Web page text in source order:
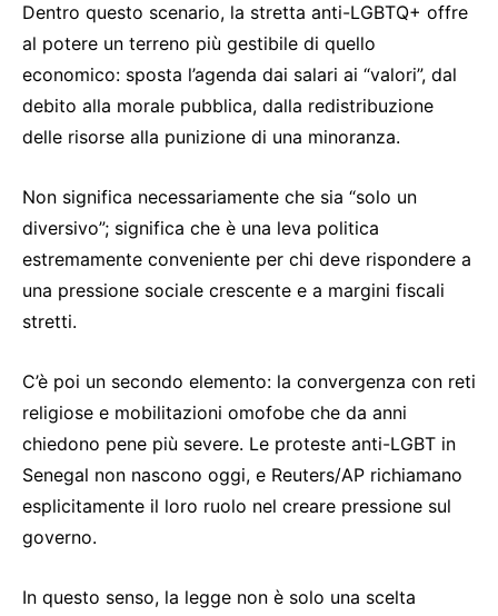
Dentro questo scenario, la stretta anti-LGBTQ+ offre
al potere un terreno più gestibile di quello
economico: sposta l’agenda dai salari ai “valori”, dal
debito alla morale pubblica, dalla redistribuzione
delle risorse alla punizione di una minoranza.
Non significa necessariamente che sia “solo un
diversivo”; significa che è una leva politica
estremamente conveniente per chi deve rispondere a
una pressione sociale crescente e a margini fiscali
stretti.
C’è poi un secondo elemento: la convergenza con reti
religiose e mobilitazioni omofobe che da anni
chiedono pene più severe. Le proteste anti-LGBT in
Senegal non nascono oggi, e Reuters/AP richiamano
esplicitamente il loro ruolo nel creare pressione sul
governo.
In questo senso, la legge non è solo una scelta